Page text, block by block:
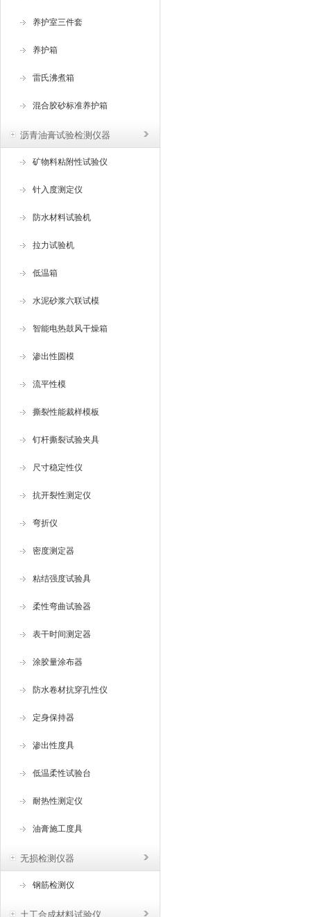
养护室三件套
养护箱
雷氏沸煮箱
混合胶砂标准养护箱
沥青油膏试验检测仪器
矿物料粘附性试验仪
针入度测定仪
防水材料试验机
拉力试验机
低温箱
水泥砂浆六联试模
智能电热鼓风干燥箱
渗出性圆模
流平性模
撕裂性能裁样模板
钉杆撕裂试验夹具
尺寸稳定性仪
抗开裂性测定仪
弯折仪
密度测定器
粘结强度试验具
柔性弯曲试验器
表干时间测定器
涂胶量涂布器
防水卷材抗穿孔性仪
定身保持器
渗出性度具
低温柔性试验台
耐热性测定仪
油膏施工度具
无损检测仪器
钢筋检测仪
土工合成材料试验仪